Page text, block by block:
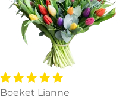
Boeket Lianne